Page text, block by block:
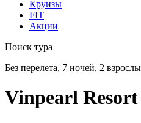
Круизы
FIT
Акции
Поиск тура
Без перелета, 7 ночей, 2
Vinpearl